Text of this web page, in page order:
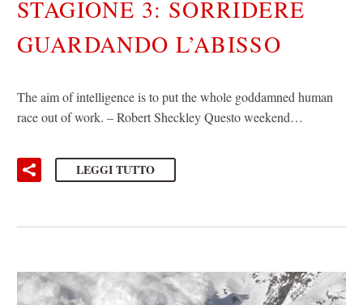
STAGIONE 3: SORRIDERE
GUARDANDO L’ABISSO
The aim of intelligence is to put the whole goddamned human
race out of work. – Robert Sheckley Questo weekend…
LEGGI TUTTO